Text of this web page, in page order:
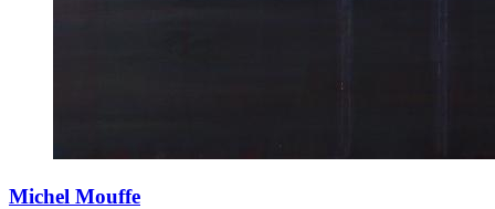
Michel Mouffe